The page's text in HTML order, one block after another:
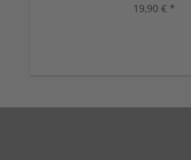
19,90 € *